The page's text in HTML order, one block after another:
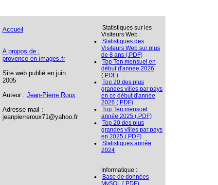
Accueil
A propos de :
provence-en-images.fr
Site web publié en juin
2005
Auteur : Jean-Pierre Roux
Adresse mail :
jeanpierreroux71@yahoo.fr
Statistiques sur les
Visiteurs Web :
Statistiques des
Visiteurs Web sur plus
de 8 ans (.PDF)
Top Ten mensuel en
début d'année 2026
(.PDF)
Top 20 des plus
grandes villes par pays
en ce début d'année
2026 (.PDF)
Top Ten mensuel
année 2025 (.PDF)
Top 20 des plus
grandes villes par pays
en 2025 (.PDF)
Statistiques année
2024
Informatique :
Base de données
MySQL (.PDF)